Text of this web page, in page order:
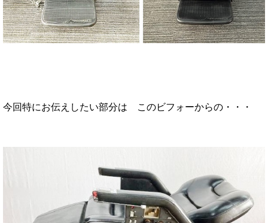
今回特にお伝えしたい部分は このビフォーからの・・・